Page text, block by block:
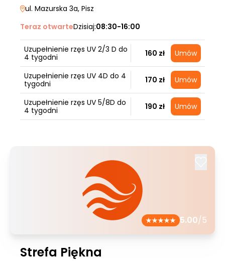
ul. Mazurska 3a, Pisz
Teraz otwarteDzisiaj:08:30-16:00
Uzupełnienie rzęs UV 2/3 D do
4 tygodni
160 zł Umów
Uzupełnienie rzęs UV 4D do 4
tygodni
170 zł Umów
Uzupełnienie rzęs UV 5/8D do
4 tygodni
190 zł Umów
5.00/5
Strefa Piękna